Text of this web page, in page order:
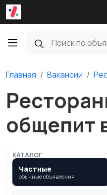
Главная Вакансии
общепит
КАТАЛОГ
Частные
обычные объявления